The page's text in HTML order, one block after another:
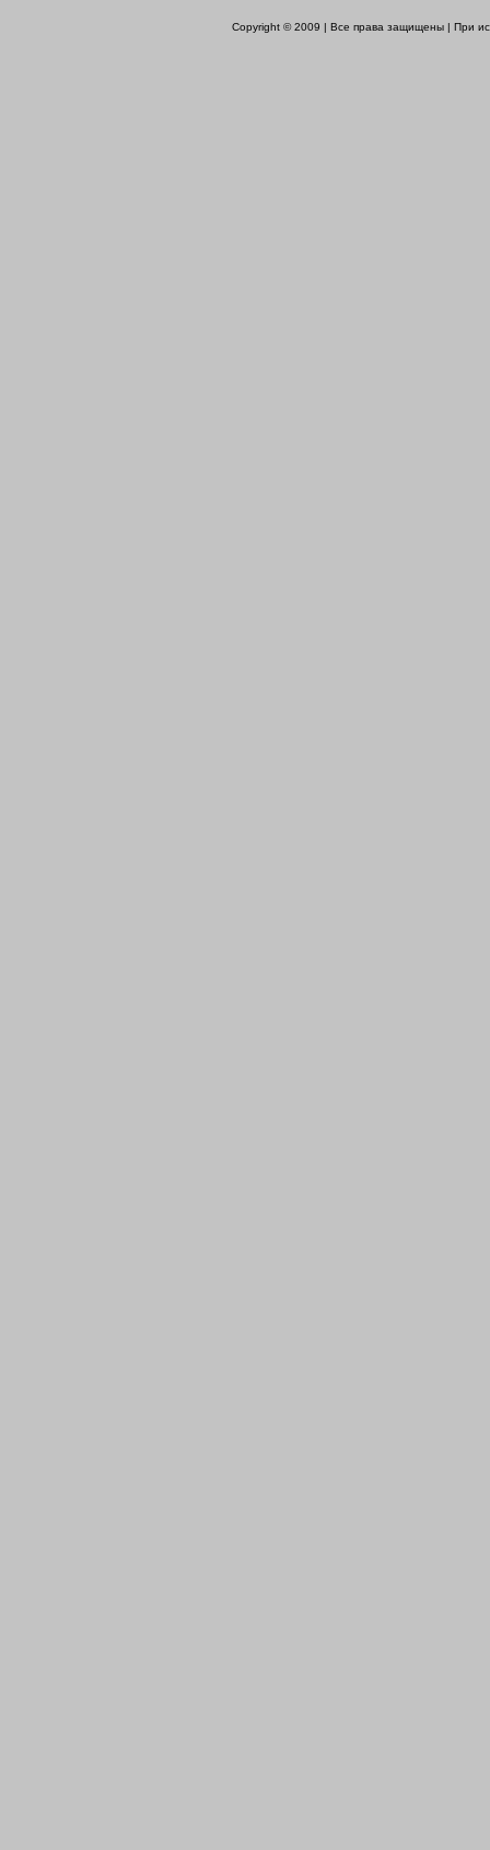
Copyright © 2009 | Все права защищены | При